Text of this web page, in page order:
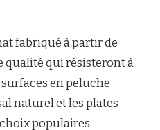
fabriqué à partir de
qualité qui résisteront à
en peluche
naturel et les plates-
populaires.